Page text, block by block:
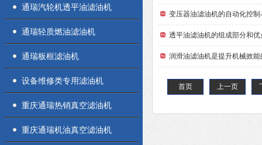
通瑞汽轮机透平油滤油机
通瑞轻质燃油滤油机
通瑞板框滤油机
设备维修类专用滤油机
重庆通瑞热销真空滤油机
重庆通瑞机油真空滤油机
变压器油滤油机的自动化控
透平油滤油机的组成部分和
润滑油滤油机是提升机械效能
首页 上一页